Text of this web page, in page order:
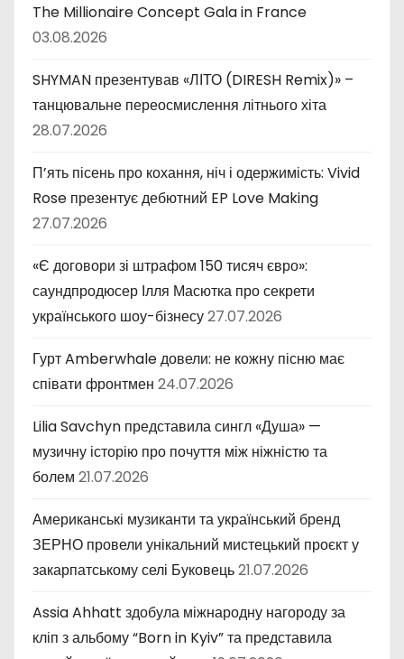
The Millionaire Concept Gala in France
03.08.2026
SHYMAN презентував «ЛІТО (DIRESH Remix)» –
танцювальне переосмислення літнього хіта
28.07.2026
П’ять пісень про кохання, ніч і одержимість: Vivid
Rose презентує дебютний EP Love Making
27.07.2026
«Є договори зі штрафом 150 тисяч євро»:
саундпродюсер Ілля Масютка про секрети
українського шоу-бізнесу27.07.2026
Гурт Amberwhale довели: не кожну пісню має
співати фронтмен 24.07.2026
Lilia Savchyn представила сингл «Душа» —
музичну історію про почуття між ніжністю та
болем 21.07.2026
Американські музиканти та український бренд
ЗЕРНО провели унікальний мистецький проєкт у
закарпатському селі Буковець21.07.2026
Assia Ahhatt здобула міжнародну нагороду за
кліп з альбому “Born in Kyiv” та представила